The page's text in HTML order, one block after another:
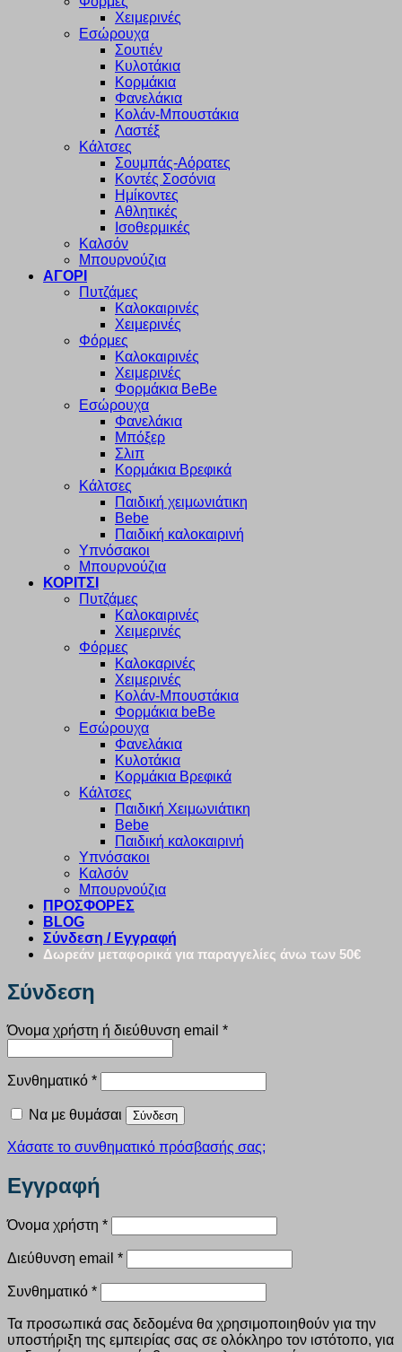
Χειμερινές
Εσώρουχα
Σουτιέν
Κυλοτάκια
Κορμάκια
Φανελάκια
Κολάν-Μπουστάκια
Λαστέξ
Κάλτσες
Σουμπάς-Αόρατες
Κοντές Σοσόνια
Ημίκοντες
Αθλητικές
Ισοθερμικές
Καλσόν
Μπουρνούζια
ΑΓΟΡΙ
Πυτζάμες
Καλοκαιρινές
Χειμερινές
Φόρμες
Καλοκαιρινές
Χειμερινές
Φορμάκια BeBe
Εσώρουχα
Φανελάκια
Μπόξερ
Σλιπ
Κορμάκια Βρεφικά
Κάλτσες
Παιδική χειμωνιάτικη
Bebe
Παιδική καλοκαιρινή
Υπνόσακοι
Μπουρνούζια
ΚΟΡΙΤΣΙ
Πυτζάμες
Καλοκαιρινές
Χειμερινές
Φόρμες
Καλοκαρινές
Χειμερινές
Κολάν-Μπουστάκια
Φορμάκια beBe
Εσώρουχα
Φανελάκια
Κυλοτάκια
Κορμάκια Βρεφικά
Κάλτσες
Παιδική Χειμωνιάτικη
Bebe
Παιδική καλοκαιρινή
Υπνόσακοι
Καλσόν
Μπουρνούζια
ΠΡΟΣΦΟΡΕΣ
BLOG
Σύνδεση / Εγγραφή
Δωρεάν μεταφορικά για παραγγελίες άνω των 50€
Σύνδεση
Όνομα χρήστη ή διεύθυνση email *Απαιτείται
Συνθηματικό *Απαιτείται
Να με θυμάσαι Σύνδεση
Χάσατε το συνθηματικό πρόσβασής σας;
Εγγραφή
Όνομα χρήστη *Απαιτείται
Διεύθυνση email *Απαιτείται
Συνθηματικό *Απαιτείται
Τα προσωπικά σας δεδομένα θα χρησιμοποιηθούν για την
υποστήριξη της εμπειρίας σας σε ολόκληρο τον ιστότοπο, για